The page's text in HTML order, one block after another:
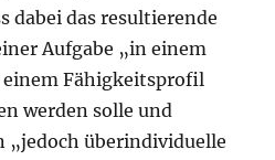
dabei das resultierende
Aufgabe „in einem
Fähigkeitsprofil
werden solle und
überindividuelle